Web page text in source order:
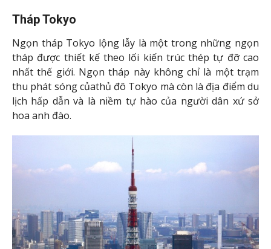
Tháp Tokyo
Ngọn tháp Tokyo lộng lẫy là một trong những ngọn
tháp được thiết kế theo lối kiến trúc thép tự đỡ cao
nhất thế giới. Ngọn tháp này không chỉ là một trạm
thu phát sóng củathủ đô Tokyo mà còn là địa điểm du
lịch hấp dẫn và là niềm tự hào của người dân xứ sở
hoa anh đào.